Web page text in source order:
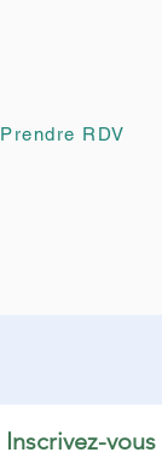
Prendre RDV
Inscrivez-